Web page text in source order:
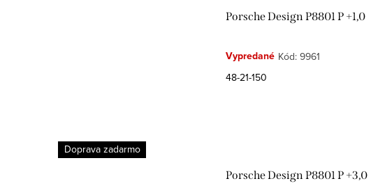
Porsche Design P8801 P +1,0
Vypredané Kód: 9961
48-21-150
Porsche Design P8801 P +3,0
Doprava zadarmo